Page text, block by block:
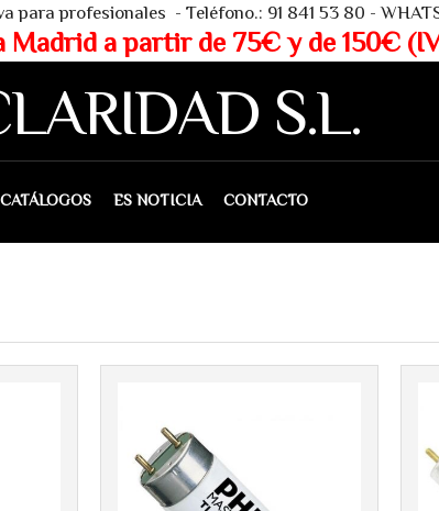
841 53 80 - WHATSAPP :
y de 150€ (IVA
S.L.
CATÁLOGOS ES NOTICIA CONTACTO